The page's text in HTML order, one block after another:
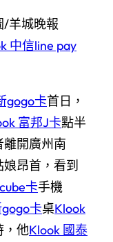
/羊城晚報
中信line pay
gogo卡首日，
富邦J卡點半
離開廣州南
昂首，看到
卡手機
卡桌Klook
，他Klook 國泰